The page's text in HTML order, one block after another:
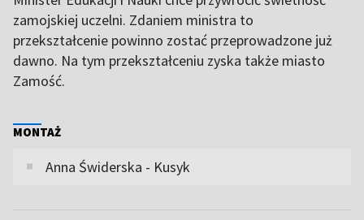
zamojskiej uczelni. Zdaniem ministra to
przekształcenie powinno zostać przeprowadzone już
dawno. Na tym przekształceniu zyska także miasto
Zamość.
MONTAŻ
Anna Świderska - Kusyk